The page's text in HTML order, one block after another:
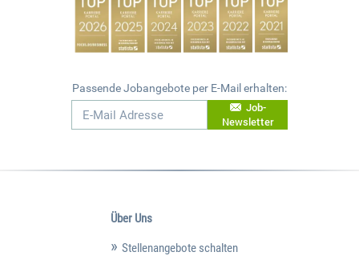
Passende Jobangebote per E-Mail erhalten:
Job-
Newsletter
Über Uns
Stellenangebote schalten